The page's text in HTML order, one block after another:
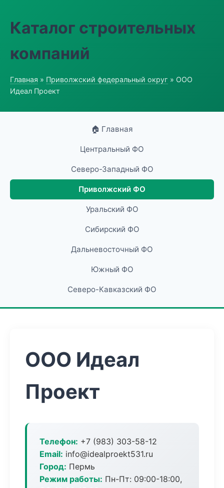
Каталог строительных
компаний
Главная » Приволжский федеральный округ » ООО
Идеал Проект
🏠 Главная
Центральный ФО
Северо-Западный ФО
Приволжский ФО
Уральский ФО
Сибирский ФО
Дальневосточный ФО
Южный ФО
Северо-Кавказский ФО
ООО Идеал
Проект
Телефон: +7 (983) 303-58-12
Email: info@idealproekt531.ru
Город: Пермь
Режим работы: Пн-Пт: 09:00-18:00,